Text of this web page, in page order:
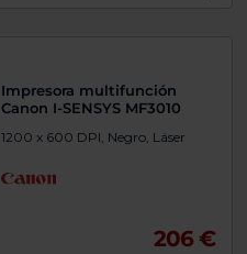
Impresora multifunción
Canon I-SENSYS MF3010
1200 x 600 DPI, Negro, Láser
206 €